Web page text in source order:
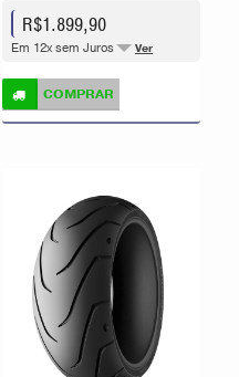
R$1.899,90
Em 12x sem Juros Ver
COMPRAR